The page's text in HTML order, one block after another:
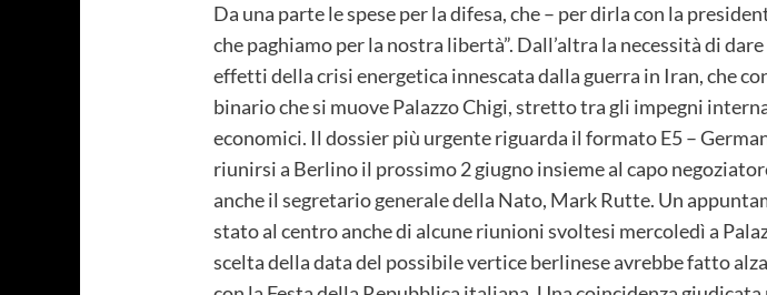
Da una parte le spese per la difesa, che – per dirla con la
che paghiamo per la nostra libertà”. Dall’altra la necessità di
effetti della crisi energetica innescata dalla guerra in Iran, che
binario che si muove Palazzo Chigi, stretto tra gli impegni
economici. Il dossier più urgente riguarda il formato E5 –
riunirsi a Berlino il prossimo 2 giugno insieme al capo
anche il segretario generale della Nato, Mark Rutte. Un
stato al centro anche di alcune riunioni svoltesi mercoledì a
scelta della data del possibile vertice berlinese avrebbe fatto